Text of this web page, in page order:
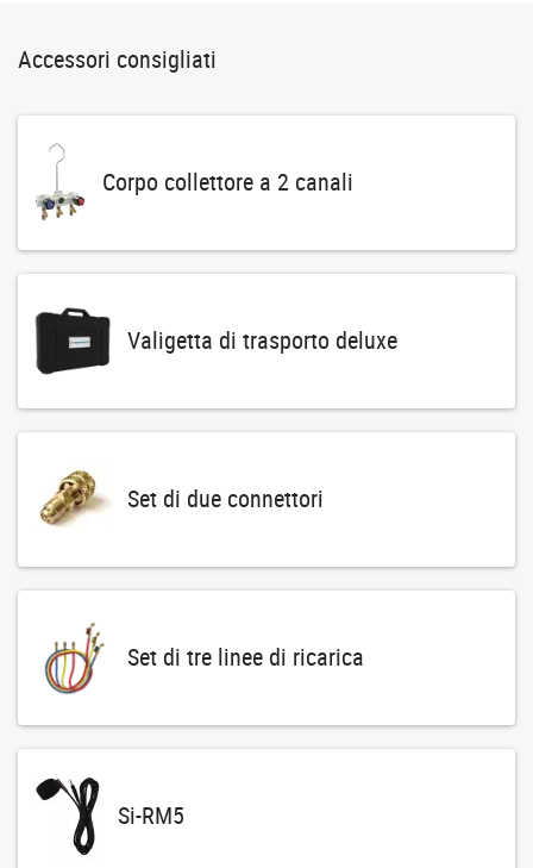
Accessori consigliati
Corpo collettore a 2 canali
Valigetta di trasporto deluxe
Set di due connettori
Set di tre linee di ricarica
Si-RM5